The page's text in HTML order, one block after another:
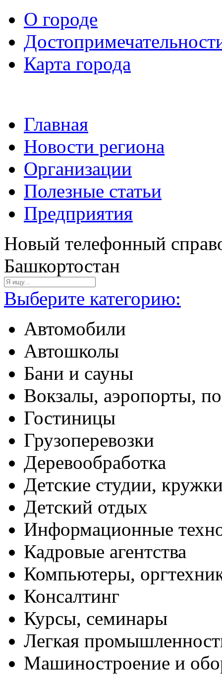
О городе
Карта города
Главная
Новости региона
Организации
Полезные статьи
Предприятия
Новый телефонный
Башкортостан
Выберите категорию:
Автомобили
Автошколы
Бани и сауны
Вокзалы, аэропорты,
Гостиницы
Грузоперевозки
Деревообработка
Детские студии,
Детский отдых
Информационные
Кадровые агентства
Компьютеры,
Консалтинг
Курсы, семинары
Легкая
Машиностроение и